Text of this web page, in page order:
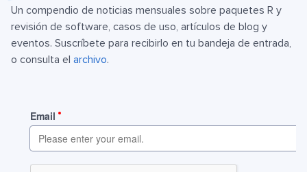
Un compendio de noticias mensuales sobre paquetes R y
revisión de software, casos de uso, artículos de blog y
eventos. Suscríbete para recibirlo en tu bandeja de entrada,
o consulta el archivo.